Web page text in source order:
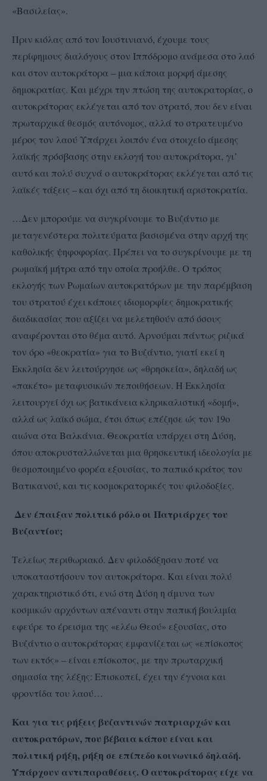
«Βασιλείας».
Πριν κιόλας από τον Ιουστινιανό, έχουμε τους
περίφημους διαλόγους στον Ιππόδρομο ανάμεσα στο λαό
και στον αυτοκράτορα – μια κάποια μορφή άμεσης
δημοκρατίας. Και μέχρι την πτώση της αυτοκρατορίας, ο
αυτοκράτορας εκλέγεται από τον στρατό, που δεν είναι
πρωταρχικά θεσμός αυτόνομος, αλλά το στρατευμένο
μέρος τον λαού Υπάρχει λοιπόν ένα στοιχείο άμεσης
λαϊκής πρόσβασης στην εκλογή του αυτοκράτορα, γι’
αυτό και πολύ συχνά ο αυτοκράτορας εκλέγεται από τις
λαϊκές τάξεις – και όχι από τη διοικητική αριστοκρατία.
…Δεν μπορούμε να συγκρίνουμε το Βυζάντιο με
μεταγενέστερα πολιτεύματα βασισμένα στην αρχή της
καθολικής ψηφοφορίας. Πρέπει να το συγκρίνουμε με τη
ρωμαϊκή μήτρα από την οποία προήλθε. Ο τρόπος
εκλογής των Ρωμαίων αυτοκρατόρων με την παρέμβαση
του στρατού έχει κάποιες ιδιομορφίες δημοκρατικής
διαδικασίας που αξίζει να μελετηθούν από όσους
αναφέρονται στο θέμα αυτό. Αρνούμαι πάντως ριζικά
τον όρο «θεοκρατία» για το Βυζάντιο, γιατί εκεί η
Εκκλησία δεν λειτούργησε ως «θρησκεία», δηλαδή ως
«πακέτο» μεταφυσικών πεποιθήσεων. Η Εκκλησία
λειτουργεί όχι ως βατικάνεια κληρικαλιστική «δομή»,
αλλά ως λαϊκό σώμα, έτσι όπως επέζησε ώς τον 19ο
αιώνα στα Βαλκάνια. Θεοκρατία υπάρχει στη Δύση,
όπου αποκρυσταλλώνεται μια θρησκευτική ιδεολογία με
θεσμοποιημένο φορέα εξουσίας, το παπικό κράτος τον
Βατικανού, και τις κοσμοκρατορικές του φιλοδοξίες.
Δεν έπαιξαν πολιτικό ρόλο οι Πατριάρχες του
Βυζαντίου;
Τελείως περιθωριακό. Δεν φιλοδόξησαν ποτέ να
υποκαταστήσουν τον αυτοκράτορα. Και είναι πολύ
χαρακτηριστικό ότι, ενώ στη Δύση η άμυνα των
κοσμικών αρχόντων απέναντι στην παπική βουλιμία
εφεύρε το έρεισμα της «ελέω Θεού» εξουσίας, στο
Βυζάντιο ο αυτοκράτορας εμφανίζεται ως «επίσκοπος
των εκτός» – είναι επίσκοπος, με την πρωταρχική
σημασία της λέξης: Επισκοπεί, έχει την έγνοια και
φροντίδα του λαού…
Και για τις ρήξεις βυζαντινών πατριαρχών και
αυτοκρατόρων, που βέβαια κάπου είναι και
πολιτική ρήξη, ρήξη σε επίπεδο κοινωνικό δηλαδή.
Υπάρχουν αντιπαραθέσεις. Ο αυτοκράτορας είχε να